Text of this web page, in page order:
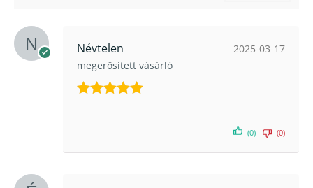
Névtelen
megerősített vásárló
2025-03-17
(0) (0)